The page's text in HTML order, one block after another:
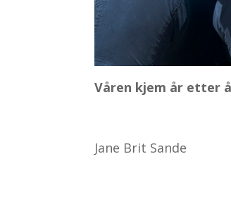
Våren kjem år etter
Jane Brit Sande